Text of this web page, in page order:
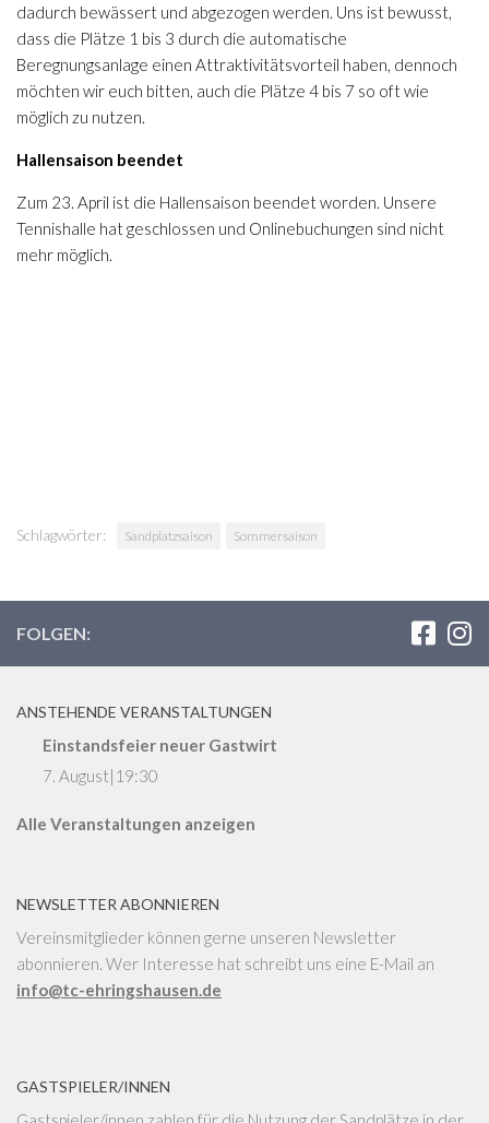
dadurch bewässert und abgezogen werden. Uns ist bewusst,
dass die Plätze 1 bis 3 durch die automatische
Beregnungsanlage einen Attraktivitätsvorteil haben, dennoch
möchten wir euch bitten, auch die Plätze 4 bis 7 so oft wie
möglich zu nutzen.
Hallensaison beendet
Zum 23. April ist die Hallensaison beendet worden. Unsere
Tennishalle hat geschlossen und Onlinebuchungen sind nicht
mehr möglich.
Schlagwörter: Sandplatzsaison Sommersaison
FOLGEN:
ANSTEHENDE VERANSTALTUNGEN
Einstandsfeier neuer Gastwirt
7. August|19:30
Alle Veranstaltungen anzeigen
NEWSLETTER ABONNIEREN
Vereinsmitglieder können gerne unseren Newsletter
abonnieren. Wer Interesse hat schreibt uns eine E-Mail an
info@tc-ehringshausen.de
GASTSPIELER/INNEN